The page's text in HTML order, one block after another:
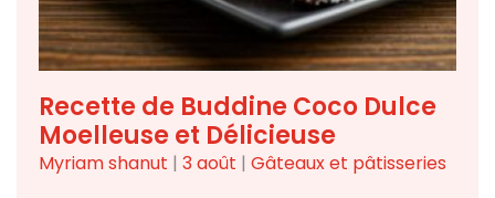
Recette de Buddine Coco Dulce
Moelleuse et Délicieuse
Myriam shanut | 3 août | Gâteaux et pâtisseries